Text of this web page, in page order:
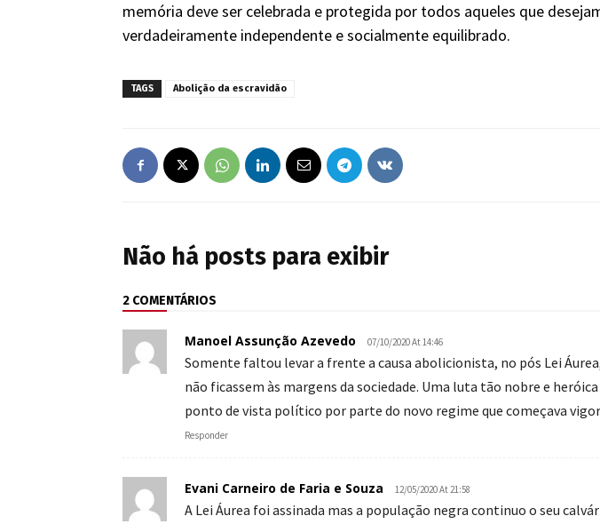
memória deve ser celebrada e protegida por todos aqueles que
verdadeiramente independente e socialmente equilibrado.
TAGS Abolição da escravidão
Não há posts para exibir
2 COMENTÁRIOS
Manoel Assunção Azevedo 07/10/2020 At 14:46
Somente faltou levar a frente a causa abolicionista, no pós Lei
não ficassem às margens da sociedade. Uma luta tão nobre e
ponto de vista político por parte do novo regime que começava
Responder
Evani Carneiro de Faria e Souza 12/05/2020 At 21:58
A Lei Áurea foi assinada mas a população negra continuo o seu